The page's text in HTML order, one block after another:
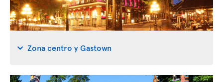
Zona centro y Gastown